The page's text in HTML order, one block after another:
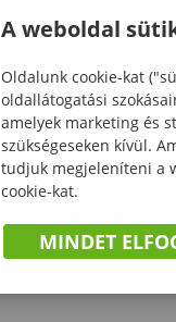
A weboldal
Oldalunk cookie-kat
oldallátogatási
amelyek marketing és
szükségeseken kívül.
tudjuk megjeleníteni a
cookie-kat.
MINDET